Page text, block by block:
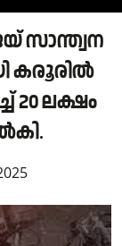
സാന്ത്വന
കരൂരിൽ
20 ലക്ഷം